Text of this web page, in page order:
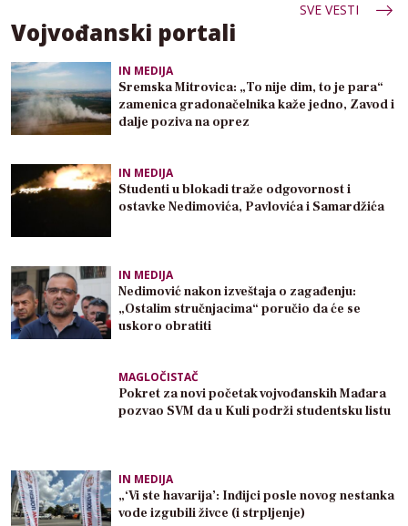
SVE VESTI
Vojvođanski portali
IN MEDIJA
Sremska Mitrovica: „To nije dim, to je para“
zamenica gradonačelnika kaže jedno, Zavod i
dalje poziva na oprez
IN MEDIJA
Studenti u blokadi traže odgovornost i
ostavke Nedimovića, Pavlovića i Samardžića
IN MEDIJA
Nedimović nakon izveštaja o zagađenju:
„Ostalim stručnjacima“ poručio da će se
uskoro obratiti
MAGLOČISTAČ
Pokret za novi početak vojvođanskih Mađara
pozvao SVM da u Kuli podrži studentsku listu
IN MEDIJA
„‘Vi ste havarija’: Inđijci posle novog nestanka
vode izgubili živce (i strpljenje)